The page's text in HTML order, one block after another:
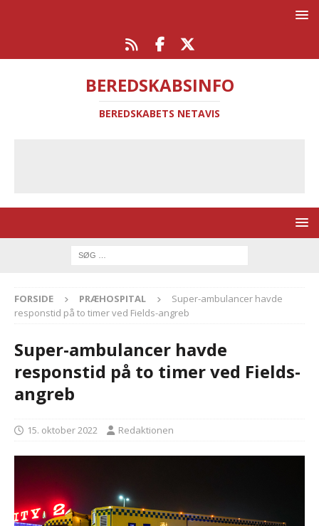
BEREDSKABSINFO
BEREDSKABETS NETAVIS
FORSIDE PRÆHOSPITAL
Super-ambulancer havde
responstid på to timer ved Fields-angreb
Super-ambulancer havde
responstid på to timer ved Fields-
angreb
15. oktober 2022 Redaktionen